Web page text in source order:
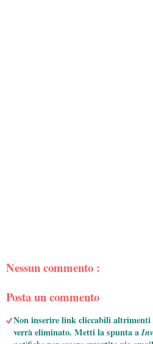
Nessun commento :
Posta un commento
Non inserire link cliccabili altrimenti
verrà eliminato. Metti la spunta a